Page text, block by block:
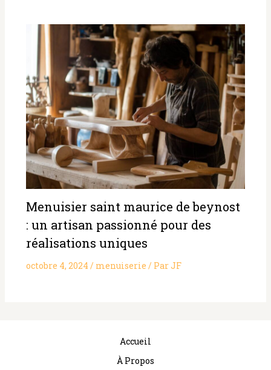
Menuisier saint maurice de beynost
: un artisan passionné pour des
réalisations uniques
octobre 4, 2024 / menuiserie / ParJF
Accueil
À Propos